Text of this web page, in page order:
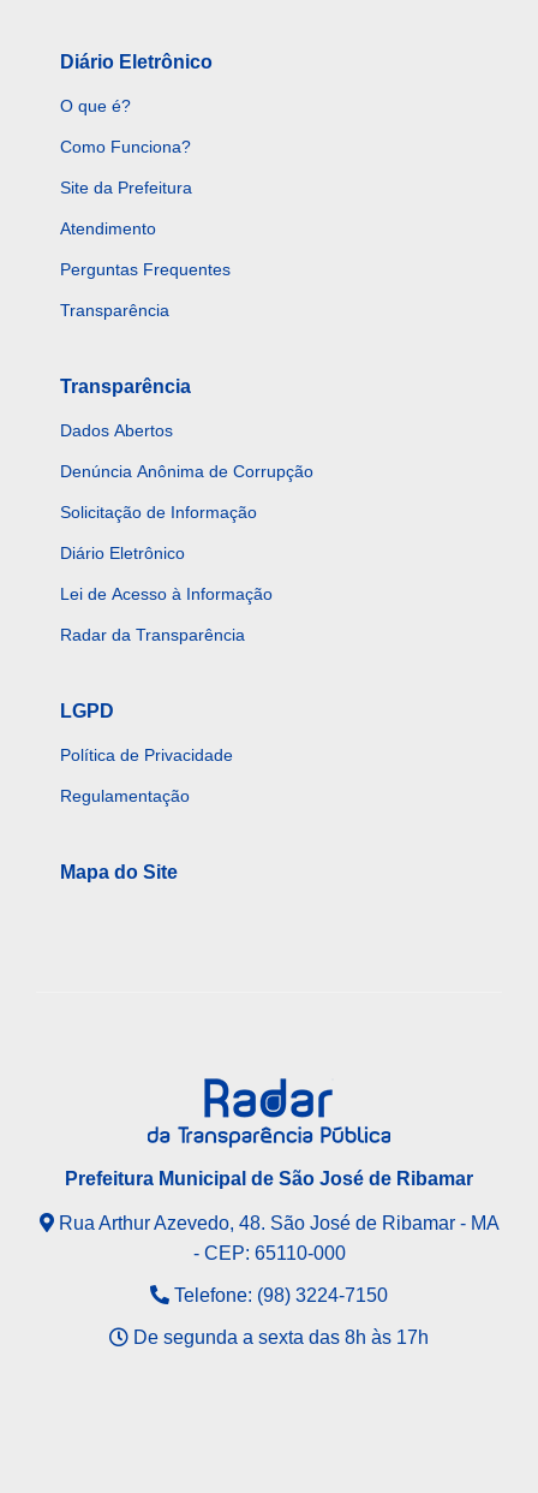
Diário Eletrônico
O que é?
Como Funciona?
Site da Prefeitura
Atendimento
Perguntas Frequentes
Transparência
Transparência
Dados Abertos
Denúncia Anônima de Corrupção
Solicitação de Informação
Diário Eletrônico
Lei de Acesso à Informação
Radar da Transparência
LGPD
Política de Privacidade
Regulamentação
Mapa do Site
Prefeitura Municipal de São José de Ribamar
Rua Arthur Azevedo, 48. São José de Ribamar - MA
- CEP: 65110-000
Telefone: (98) 3224-7150
De segunda a sexta das 8h às 17h